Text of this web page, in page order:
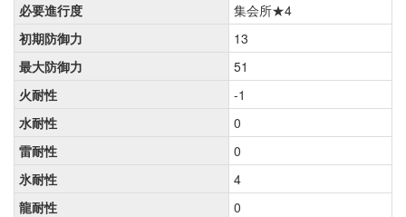
必要進行度
集会所★4
初期防御力
13
最大防御力
51
火耐性
-1
水耐性
0
雷耐性
0
氷耐性
4
龍耐性
0